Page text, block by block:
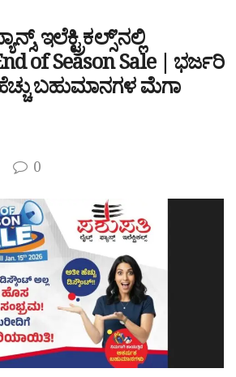
ಇಲೆಕ್ಟ್ರಿಕಲ್ಸ್’ನಲ್ಲಿ
of Season Sale | ಭರ್ಜರಿ
ಬಹುಮಾನಗಳ ಮೆಗಾ
0